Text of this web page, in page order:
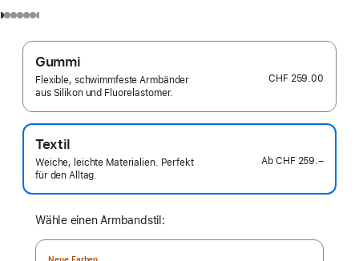
Gummi
Flexible, schwimmfeste Armbänder
aus Silikon und Fluorelastomer.
CHF 259.00
Textil
Weiche, leichte Materialien. Perfekt
für den Alltag.
AbCHF 259.–
Wähle einen Armbandstil: